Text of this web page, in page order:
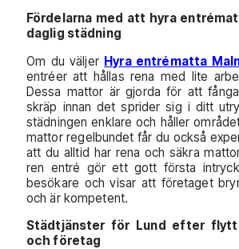
Fördelarna med att hyra
daglig städning
Om du väljer Hyra entrématta
entréer att hållas rena med lite
Dessa mattor är gjorda för att
skräp innan det sprider sig i ditt
städningen enklare och håller
mattor regelbundet får du också
att du alltid har rena och säkra
ren entré gör ett gott första
besökare och visar att företaget
och är kompetent.
Städtjänster för Lund efter
och företag